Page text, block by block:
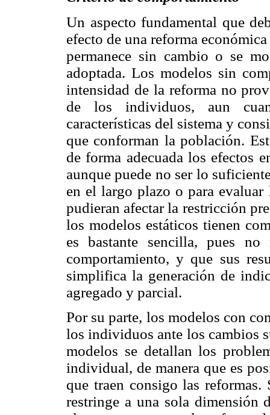
Un aspecto fundamental que
efecto de una reforma
permanece sin cambio o se
adoptada. Los modelos sin
intensidad de la reforma no
de los individuos, aun
características del sistema y
que conforman la población.
de forma adecuada los efectos
aunque puede no ser lo
en el largo plazo o para evaluar
pudieran afectar la restricción
los modelos estáticos tienen
es bastante sencilla, pues
comportamiento, y que sus
simplifica la generación de
agregado y parcial.
Por su parte, los modelos con
los individuos ante los cambios
modelos se detallan los
individual, de manera que es
que traen consigo las
restringe a una sola dimensión